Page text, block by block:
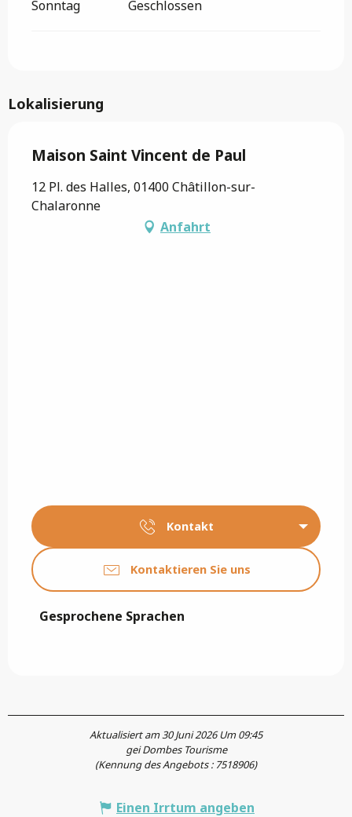
Sonntag Geschlossen
Lokalisierung
Maison Saint Vincent de Paul
12 Pl. des Halles, 01400 Châtillon-sur-
Chalaronne
Anfahrt
Kontakt
Kontaktieren Sie uns
Gesprochene Sprachen
Gesprochene Sprachen
Aktualisiert am 30 Juni 2026 Um 09:45
gei Dombes Tourisme
(Kennung des Angebots : 7518906)
Einen Irrtum angeben